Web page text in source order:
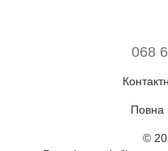
068
Повна
©